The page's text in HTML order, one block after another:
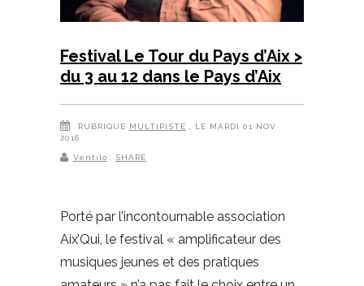
Festival Le Tour du Pays d’Aix >
du 3 au 12 dans le Pays d’Aix
RUBRIQUE MULTIPISTE
, LE MARDI 01 NOV
2016
Ventilo SHARE
Porté par l’incontournable association
Aix’Qui, le festival « amplificateur des
musiques jeunes et des pratiques